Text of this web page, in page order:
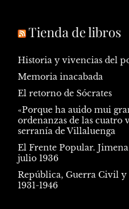
Tienda de libros
Historia y vivencias del
Memoria inacabada
El retorno de Sócrates
«Porque ha auido mui
ordenanzas de las cuatro
serranía de Villaluenga
El Frente Popular.
julio 1936
República, Guerra Civil
1931-1946